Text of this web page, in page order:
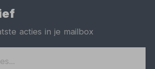
acties in je mailbox